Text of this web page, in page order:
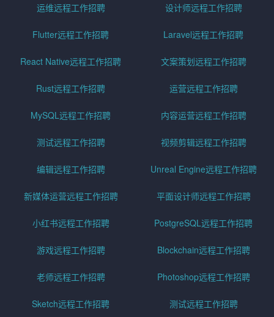
运维远程工作招聘 设计师远程工作招聘
Flutter远程工作招聘 Laravel远程工作招聘
React Native远程工作招聘 文案策划远程工作招聘
Rust远程工作招聘 运营远程工作招聘
MySQL远程工作招聘 内容运营远程工作招聘
测试远程工作招聘 视频剪辑远程工作招聘
编辑远程工作招聘 Unreal Engine远程工作招聘
新媒体运营远程工作招聘 平面设计师远程工作招聘
小红书远程工作招聘 PostgreSQL远程工作招聘
游戏远程工作招聘 Blockchain远程工作招聘
老师远程工作招聘 Photoshop远程工作招聘
Sketch远程工作招聘 测试远程工作招聘